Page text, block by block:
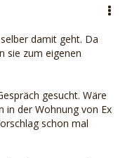
kann....ob sie da
damit geht. Da
sie zum eigenen
gesucht. Wäre
in der Wohnung von Ex
schon mal